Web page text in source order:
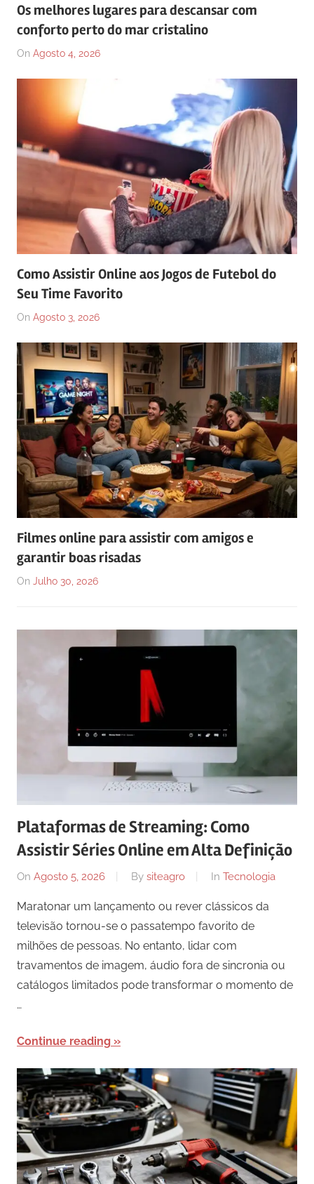
Os melhores lugares para descansar com
conforto perto do mar cristalino
On Agosto 4, 2026
Como Assistir Online aos Jogos de Futebol do
Seu Time Favorito
On Agosto 3, 2026
Filmes online para assistir com amigos e
garantir boas risadas
On Julho 30, 2026
Plataformas de Streaming: Como
Assistir Séries Online em Alta Definição
On Agosto 5, 2026 By siteagro In Tecnologia
Maratonar um lançamento ou rever clássicos da
televisão tornou-se o passatempo favorito de
milhões de pessoas. No entanto, lidar com
travamentos de imagem, áudio fora de sincronia ou
catálogos limitados pode transformar o momento de
…
Continue reading